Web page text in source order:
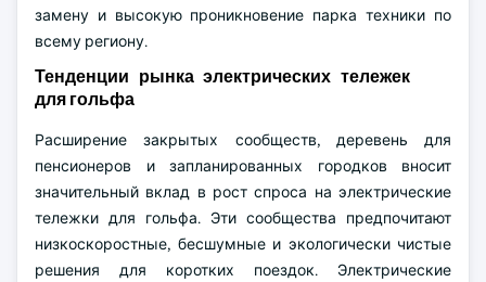
замену и высокую проникновение парка техники по
всему региону.
Тенденции рынка электрических тележек
для гольфа
Расширение закрытых сообществ, деревень для
пенсионеров и запланированных городков вносит
значительный вклад в рост спроса на электрические
тележки для гольфа. Эти сообщества предпочитают
низкоскоростные, бесшумные и экологически чистые
решения для коротких поездок. Электрические